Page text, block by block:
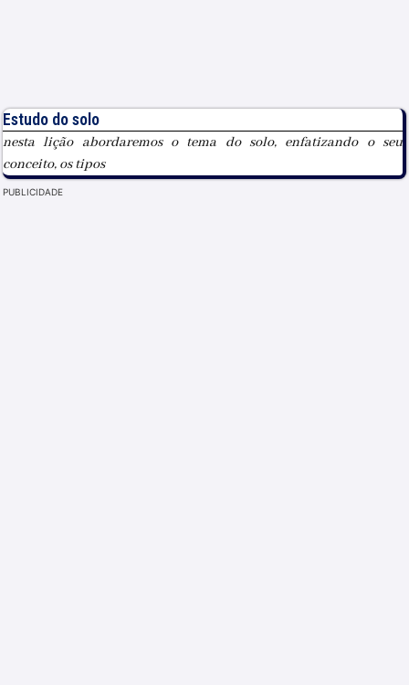
Estudo do solo
nesta lição abordaremos o tema do solo, enfatizando o seu
conceito, os tipos
PUBLICIDADE